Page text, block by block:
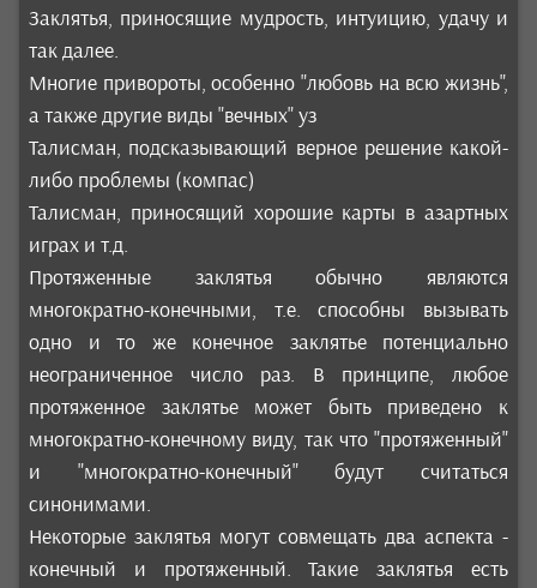
Заклятья, приносящие мудрость, интуицию, удачу и
так далее.
Многие привороты, особенно "любовь на всю жизнь",
а также другие виды "вечных" уз
Талисман, подсказывающий верное решение какой-
либо проблемы (компас)
Талисман, приносящий хорошие карты в азартных
играх и т.д.
Протяженные заклятья обычно являются
многократно-конечными, т.е. способны вызывать
одно и то же конечное заклятье потенциально
неограниченное число раз. В принципе, любое
протяженное заклятье может быть приведено к
многократно-конечному виду, так что "протяженный"
и "многократно-конечный" будут считаться
синонимами.
Некоторые заклятья могут совмещать два аспекта -
конечный и протяженный. Такие заклятья есть